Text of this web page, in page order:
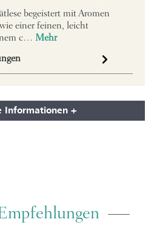
begeistert mit Aromen
einer feinen, leicht
c… Mehr
Informationen +